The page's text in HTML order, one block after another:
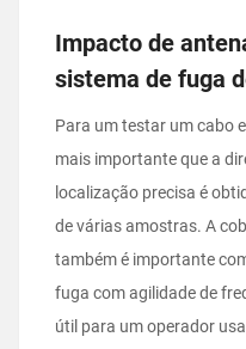
Impacto de
sistema de fuga
Para um testar um cabo
mais importante que a
localização precisa é
de várias amostras. A
também é importante
fuga com agilidade de
útil para um operador